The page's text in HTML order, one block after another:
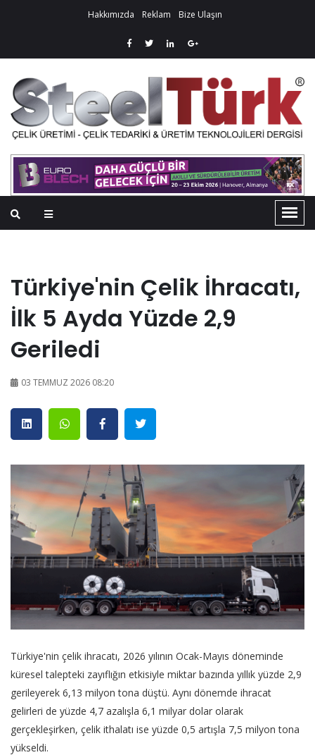
Hakkımızda Reklam Bize Ulaşın
Türkiye'nin Çelik İhracatı,
İlk 5 Ayda Yüzde 2,9
Geriledi
03 TEMMUZ 2026 08:20
Türkiye'nin çelik ihracatı, 2026 yılının Ocak-Mayıs döneminde
küresel talepteki zayıflığın etkisiyle miktar bazında yıllık yüzde 2,9
gerileyerek 6,13 milyon tona düştü. Aynı dönemde ihracat
gelirleri de yüzde 4,7 azalışla 6,1 milyar dolar olarak
gerçekleşirken, çelik ithalatı ise yüzde 0,5 artışla 7,5 milyon tona
yükseldi.